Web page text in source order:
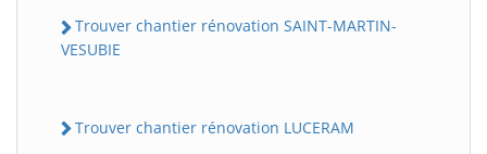
Trouver chantier rénovation SAINT-MARTIN-
VESUBIE
Trouver chantier rénovation LUCERAM